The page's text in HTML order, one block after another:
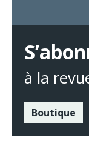
à la
Boutique